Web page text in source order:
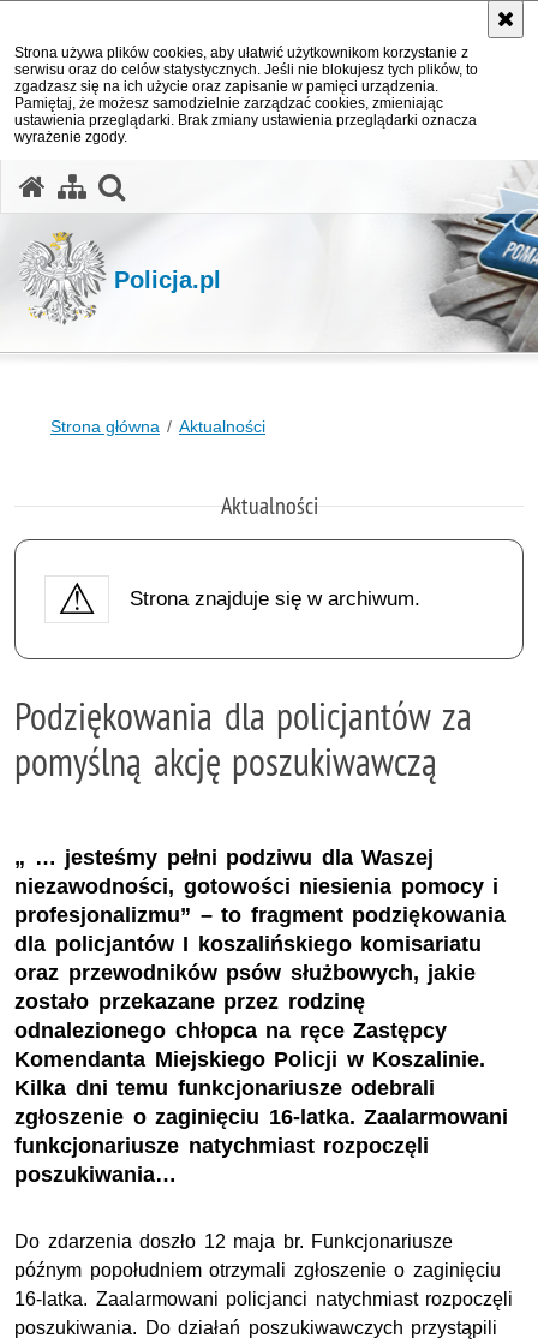
Strona używa plików cookies, aby ułatwić użytkownikom korzystanie z
serwisu oraz do celów statystycznych. Jeśli nie blokujesz tych plików, to
zgadzasz się na ich użycie oraz zapisanie w pamięci urządzenia.
Pamiętaj, że możesz samodzielnie zarządzać cookies, zmieniając
ustawienia przeglądarki. Brak zmiany ustawienia przeglądarki oznacza
wyrażenie zgody.
Policja.pl
Strona główna Aktualności
Aktualności
Strona znajduje się w archiwum.
Podziękowania dla policjantów za
pomyślną akcję poszukiwawczą
„ … jesteśmy pełni podziwu dla Waszej
niezawodności, gotowości niesienia pomocy i
profesjonalizmu” – to fragment podziękowania
dla policjantów I koszalińskiego komisariatu
oraz przewodników psów służbowych, jakie
zostało przekazane przez rodzinę
odnalezionego chłopca na ręce Zastępcy
Komendanta Miejskiego Policji w Koszalinie.
Kilka dni temu funkcjonariusze odebrali
zgłoszenie o zaginięciu 16-latka. Zaalarmowani
funkcjonariusze natychmiast rozpoczęli
poszukiwania…
Do zdarzenia doszło 12 maja br. Funkcjonariusze
późnym popołudniem otrzymali zgłoszenie o zaginięciu
16-latka. Zaalarmowani policjanci natychmiast rozpoczęli
poszukiwania. Do działań poszukiwawczych przystąpili